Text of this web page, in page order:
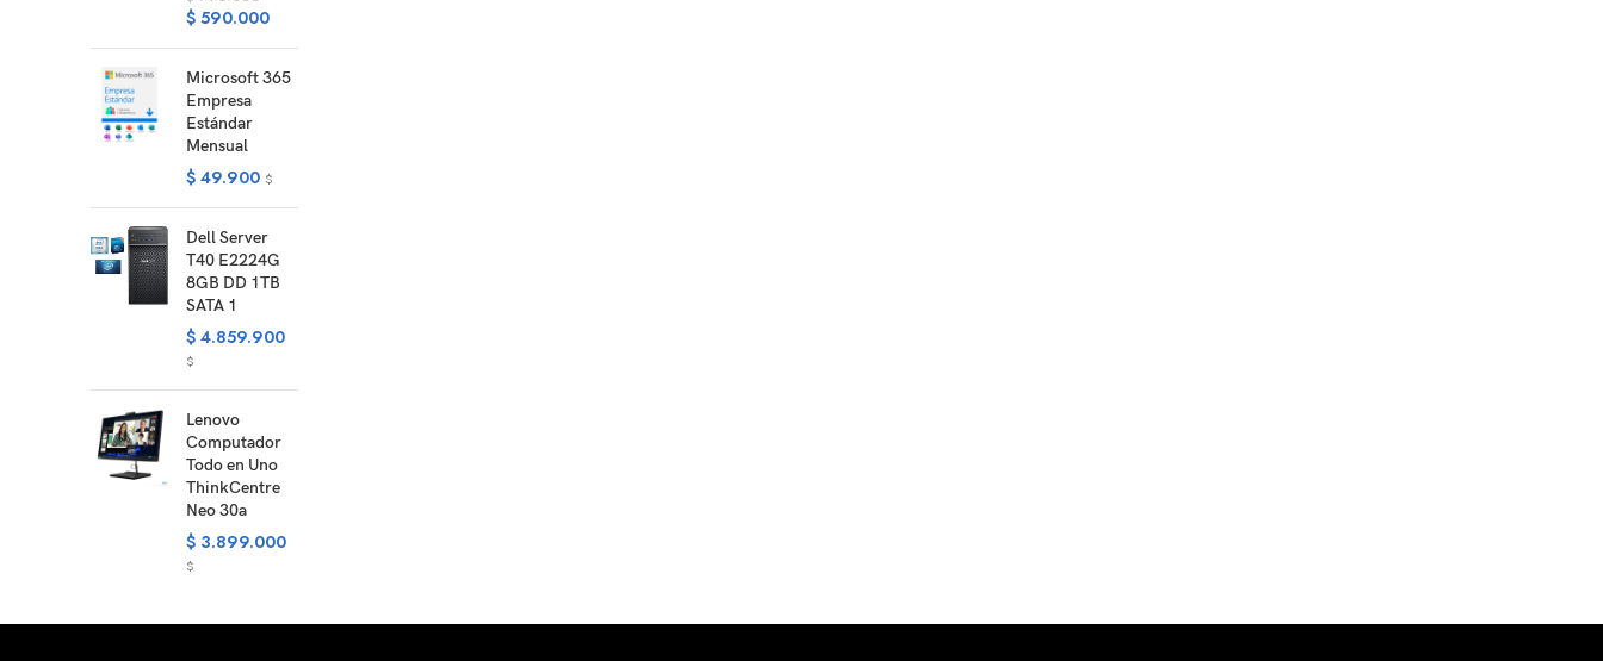
$ 590.000
Microsoft 365
Empresa
Estándar
Mensual
$ 49.900 $
Dell Server
T40 E2224G
8GB DD 1TB
SATA 1
$ 4.859.900
$
Lenovo
Computador
Todo en Uno
ThinkCentre
Neo 30a
$ 3.899.000
$